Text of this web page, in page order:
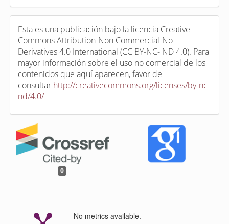
Esta es una publicación bajo la licencia Creative
Commons Attribution-Non Commercial-No
Derivatives 4.0 International (CC BY-NC- ND 4.0). Para
mayor información sobre el uso no comercial de los
contenidos que aquí aparecen, favor de
consultar http://creativecommons.org/licenses/by-nc-
nd/4.0/
0
No metrics available.